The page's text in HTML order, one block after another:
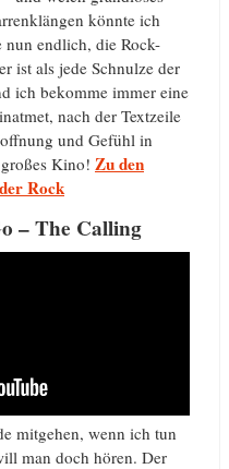
könnte ich
nun endlich, die Rock-
ist als jede Schnulze der
ich bekomme immer eine
nach der Textzeile
und Gefühl in
Kino! Zu den
Rock
– The Calling
mitgehen, wenn ich tun
man doch hören. Der